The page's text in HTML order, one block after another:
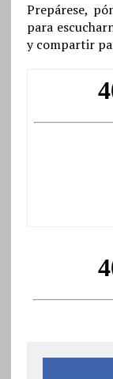
Prepárese,
para
y compartir